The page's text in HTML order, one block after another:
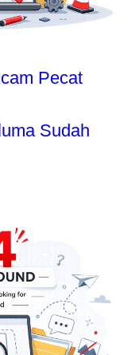
Pecat
Sudah